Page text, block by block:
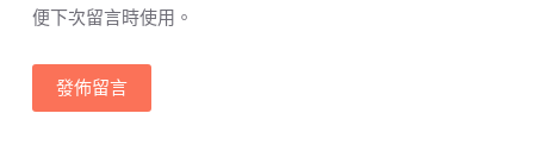
便下次留言時使用。
發佈留言